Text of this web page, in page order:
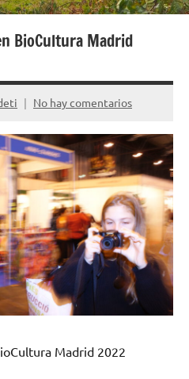
BioCultura Madrid
No hay comentarios
Madrid 2022